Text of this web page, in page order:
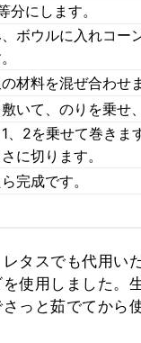
分にします。
ボウルに入れコー
材料を混ぜ合わせま
いて、のりを乗せ
、2を乗せて巻きま
に切ります。
完成です。
タスでも代用い
使用しました。
っと茹でてから